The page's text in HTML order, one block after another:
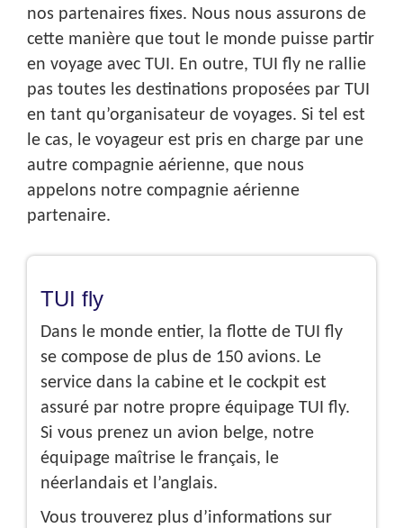
nos partenaires fixes. Nous nous assurons de
cette manière que tout le monde puisse partir
en voyage avec TUI. En outre, TUI fly ne rallie
pas toutes les destinations proposées par TUI
en tant qu’organisateur de voyages. Si tel est
le cas, le voyageur est pris en charge par une
autre compagnie aérienne, que nous
appelons notre compagnie aérienne
partenaire.
TUI fly
Dans le monde entier, la flotte de TUI fly
se compose de plus de 150 avions. Le
service dans la cabine et le cockpit est
assuré par notre propre équipage TUI fly.
Si vous prenez un avion belge, notre
équipage maîtrise le français, le
néerlandais et l’anglais.
Vous trouverez plus d’informations sur